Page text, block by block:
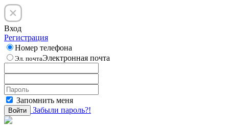
Вход
Регистрация
Номер телефона
Эл. почтаЭлектронная почта
Запомнить меня
Войти Забыли пароль?!